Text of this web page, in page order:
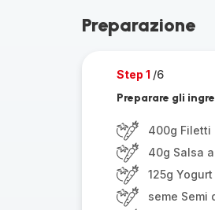
Preparazione
Step 1 /6
Preparare gli
400g Filetti
40g Salsa
125g
seme Semi